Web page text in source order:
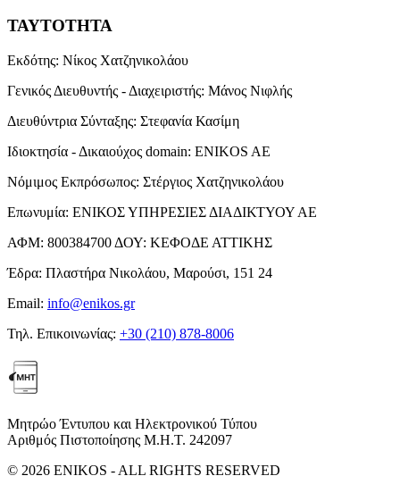
ΤΑΥΤΟΤΗΤΑ
Εκδότης: Νίκος Χατζηνικολάου
Γενικός Διευθυντής - Διαχειριστής: Μάνος Νιφλής
Διευθύντρια Σύνταξης: Στεφανία Κασίμη
Ιδιοκτησία - Δικαιούχος domain: ENIKOS AE
Νόμιμος Εκπρόσωπος: Στέργιος Χατζηνικολάου
Επωνυμία: ΕΝΙΚΟΣ ΥΠΗΡΕΣΙΕΣ ΔΙΑΔΙΚΤΥΟΥ ΑΕ
ΑΦΜ: 800384700 ΔΟΥ: ΚΕΦΟΔΕ ΑΤΤΙΚΗΣ
Έδρα: Πλαστήρα Νικολάου, Μαρούσι, 151 24
Email: info@enikos.gr
Τηλ. Επικοινωνίας: +30 (210) 878-8006
Μητρώο Έντυπου και Ηλεκτρονικού Τύπου
Αριθμός Πιστοποίησης Μ.Η.Τ. 242097
© 2026 ENIKOS - ALL RIGHTS RESERVED